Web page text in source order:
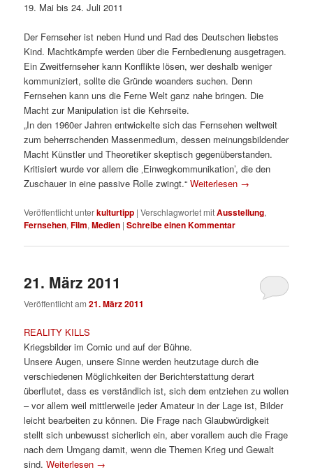
19. Mai bis 24. Juli 2011
Der Fernseher ist neben Hund und Rad des Deutschen liebstes
Kind. Machtkämpfe werden über die Fernbedienung ausgetragen.
Ein Zweitfernseher kann Konflikte lösen, wer deshalb weniger
kommuniziert, sollte die Gründe woanders suchen. Denn
Fernsehen kann uns die Ferne Welt ganz nahe bringen. Die
Macht zur Manipulation ist die Kehrseite.
„In den 1960er Jahren entwickelte sich das Fernsehen weltweit
zum beherrschenden Massenmedium, dessen meinungsbildender
Macht Künstler und Theoretiker skeptisch gegenüberstanden.
Kritisiert wurde vor allem die ‚Einwegkommunikation’, die den
Zuschauer in eine passive Rolle zwingt.“Weiterlesen →
Veröffentlicht unterkulturtipp |Verschlagwortet mitAusstellung,
Fernsehen,Film,Medien |Schreibe einen Kommentar
21. März 2011
Veröffentlicht am21. März 2011
REALITY KILLS
Kriegsbilder im Comic und auf der Bühne.
Unsere Augen, unsere Sinne werden heutzutage durch die
verschiedenen Möglichkeiten der Berichterstattung derart
überflutet, dass es verständlich ist, sich dem entziehen zu wollen
– vor allem weil mittlerweile jeder Amateur in der Lage ist, Bilder
leicht bearbeiten zu können. Die Frage nach Glaubwürdigkeit
stellt sich unbewusst sicherlich ein, aber vorallem auch die Frage
nach dem Umgang damit, wenn die Themen Krieg und Gewalt
sind.Weiterlesen →